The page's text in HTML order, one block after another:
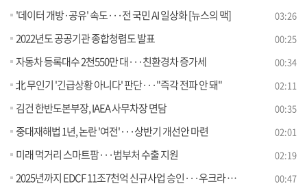
'데이터 개방·공유' 속도···전 국민 AI 일상화 [뉴스의 맥] 03:26
2022년도 공공기관 종합청렴도 발표 00:25
자동차 등록대수 2천550만 대···친환경차 증가세 00:34
北 무인기 '긴급상황 아니다' 판단···"즉각 전파 안 돼" 02:11
김건 한반도본부장, IAEA 사무차장 면담 00:35
중대재해법 1년, 논란 '여전'···상반기 개선안 마련 02:01
미래 먹거리 스마트팜···범부처 수출 지원 02:19
2025년까지 EDCF 11조7천억 신규사업 승인···우크라 공여 추진 00:47